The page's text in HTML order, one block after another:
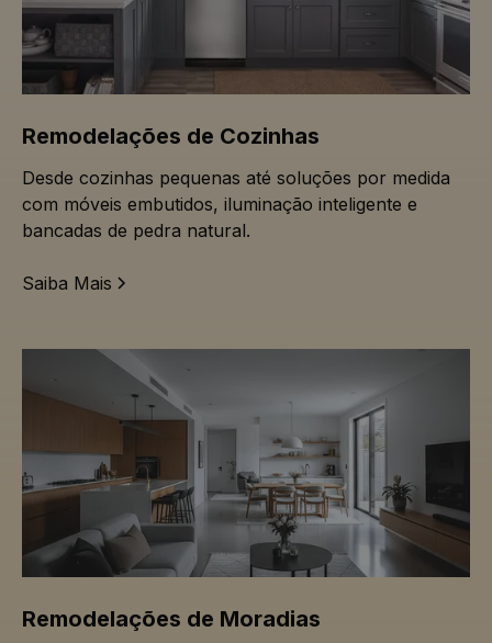
Remodelações de Cozinhas
Desde cozinhas pequenas até soluções por medida
com móveis embutidos, iluminação inteligente e
bancadas de pedra natural.
Saiba Mais
Remodelações de Moradias